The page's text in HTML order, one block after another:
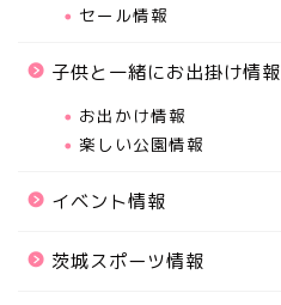
セール情報
子供と一緒にお出掛け情報
お出かけ情報
楽しい公園情報
イベント情報
茨城スポーツ情報